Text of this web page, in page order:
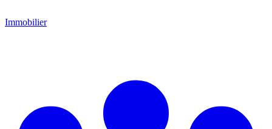
Immobilier